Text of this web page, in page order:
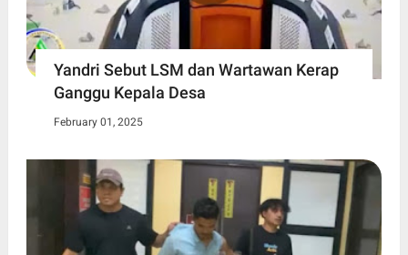
Yandri Sebut LSM dan Wartawan Kerap
Ganggu Kepala Desa
February 01, 2025